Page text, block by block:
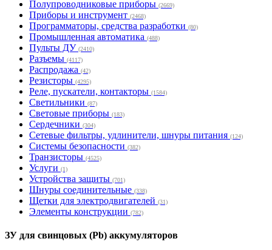
Полупроводниковые приборы (2669)
Приборы и инструмент (2468)
Программаторы, средства разработки (80)
Промышленная автоматика (488)
Пульты ДУ (2410)
Разъемы (4117)
Распродажа (42)
Резисторы (4295)
Реле, пускатели, контакторы (1584)
Светильники (87)
Световые приборы (183)
Сердечники (304)
Сетевые фильтры, удлинители, шнуры питания (124)
Системы безопасности (382)
Транзисторы (4525)
Услуги (1)
Устройства защиты (701)
Шнуры соединительные (338)
Щетки для электродвигателей (31)
Элементы конструкции (782)
ЗУ для свинцовых (Pb) аккумуляторов